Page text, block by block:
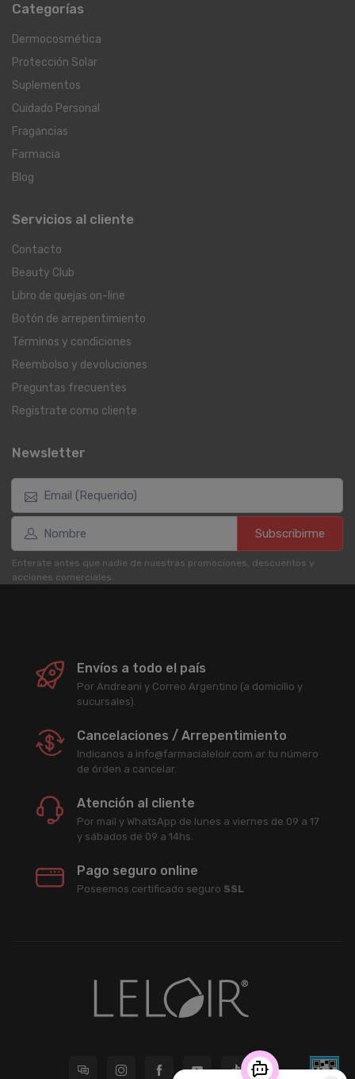
Categorías
Dermocosmética
Protección Solar
Suplementos
Cuidado Personal
Fragancias
Farmacia
Blog
Servicios al cliente
Contacto
Beauty Club
Libro de quejas on-line
Botón de arrepentimiento
Términos y condiciones
Reembolso y devoluciones
Preguntas frecuentes
Registrate como cliente
Newsletter
Subscribirme
Enterate antes que nadie de nuestras promociones, descuentos y
acciones comerciales.
Envíos a todo el país
Por Andreani y Correo Argentino (a domicilio y
sucursales).
Cancelaciones / Arrepentimiento
Indicanos a info@farmacialeloir.com.ar tu número
de órden a cancelar.
Atención al cliente
Por mail y WhatsApp de lunes a viernes de 09 a 17
y sábados de 09 a 14hs.
Pago seguro online
Poseemos certificado seguro SSL